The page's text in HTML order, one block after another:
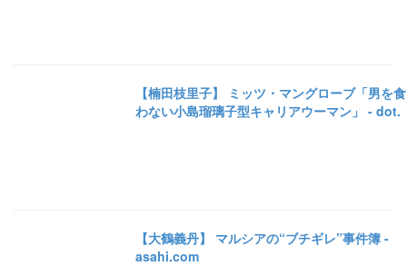
【楠田枝里子】 ミッツ・マングローブ「男を食
わない小島瑠璃子型キャリアウーマン」 - dot.
【大鶴義丹】 マルシアの“ブチギレ”事件簿 -
asahi.com